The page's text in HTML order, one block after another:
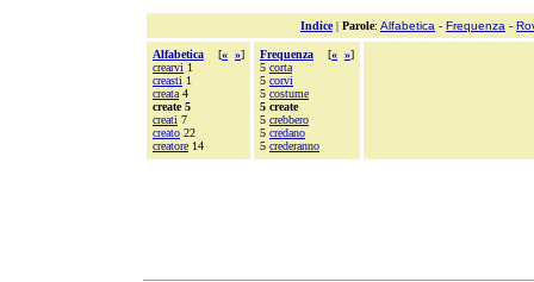
Indice| Parole: Alfabetica - Frequenza -
Alfabetica [« »]
crearvi 1
creasti 1
creata 4
create 5
creati 7
creato 22
creatore 14
Frequenza [« »]
5 corta
5 corvi
5 costume
5 create
5 crebbero
5 credano
5 crederanno